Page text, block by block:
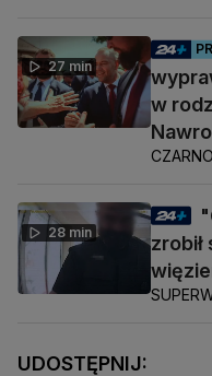
27 min
w
28 min
zrobił
UDOSTĘPNIJ: